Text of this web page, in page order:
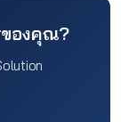
ของคุณ?